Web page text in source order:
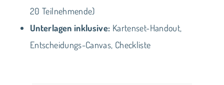
20 Teilnehmende)
Unterlagen inklusive: Kartenset-Handout,
Entscheidungs-Canvas, Checkliste